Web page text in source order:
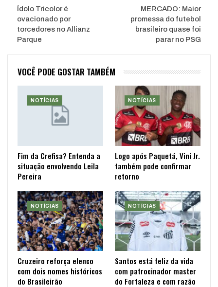
Ídolo Tricolor é
ovacionado por
torcedores no Allianz
Parque
MERCADO: Maior
promessa do futebol
brasileiro quase foi
parar no PSG
VOCÊ PODE GOSTAR TAMBÉM
NOTÍCIAS
Fim da Crefisa? Entenda a
situação envolvendo Leila
Pereira
NOTÍCIAS
Logo após Paquetá, Vini Jr.
também pode confirmar
retorno
NOTÍCIAS
Cruzeiro reforça elenco
com dois nomes históricos
do Brasileirão
NOTÍCIAS
Santos está feliz da vida
com patrocinador master
do Fortaleza e com razão